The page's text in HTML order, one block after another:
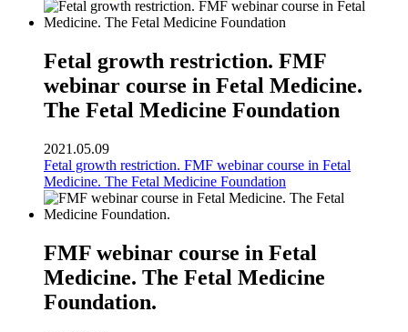
Fetal growth restriction. FMF
webinar course in Fetal Medicine.
The Fetal Medicine Foundation
2021.05.09
Fetal growth restriction. FMF webinar course in Fetal
Medicine. The Fetal Medicine Foundation
FMF webinar course in Fetal
Medicine. The Fetal Medicine
Foundation.